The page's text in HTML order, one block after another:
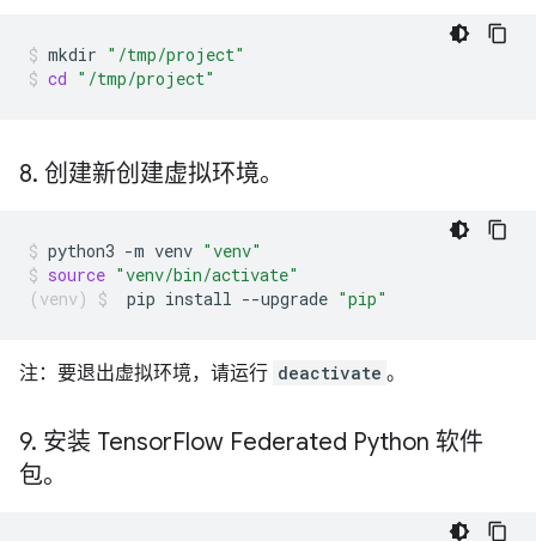
mkdir "/tmp/project"
cd "/tmp/project"
8. 创建新创建虚拟环境。
python3 -m venv "venv"
source "venv/bin/activate"
pip install --upgrade "pip"
注：要退出虚拟环境，请运行 deactivate 。
9. 安装 TensorFlow Federated Python 软件
包。